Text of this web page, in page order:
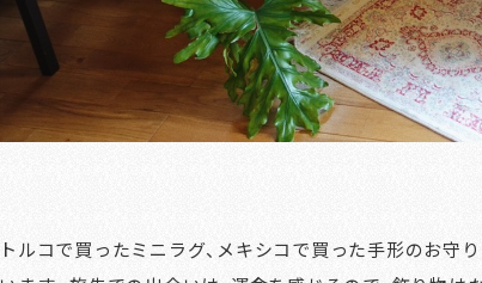
トルコで買ったミニラグ、メキシコで買った手形のお守